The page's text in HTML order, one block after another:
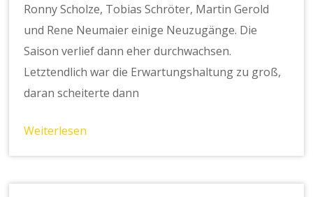
Ronny Scholze, Tobias Schröter, Martin Gerold
und Rene Neumaier einige Neuzugänge. Die
Saison verlief dann eher durchwachsen.
Letztendlich war die Erwartungshaltung zu groß,
daran scheiterte dann
Weiterlesen